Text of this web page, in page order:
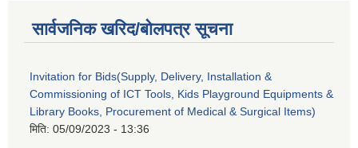
सार्वजनिक खरिद/बोलपत्र सूचना
Invitation for Bids(Supply, Delivery, Installation &
Commissioning of ICT Tools, Kids Playground Equipments &
Library Books, Procurement of Medical & Surgical Items)
मिति: 05/09/2023 - 13:36